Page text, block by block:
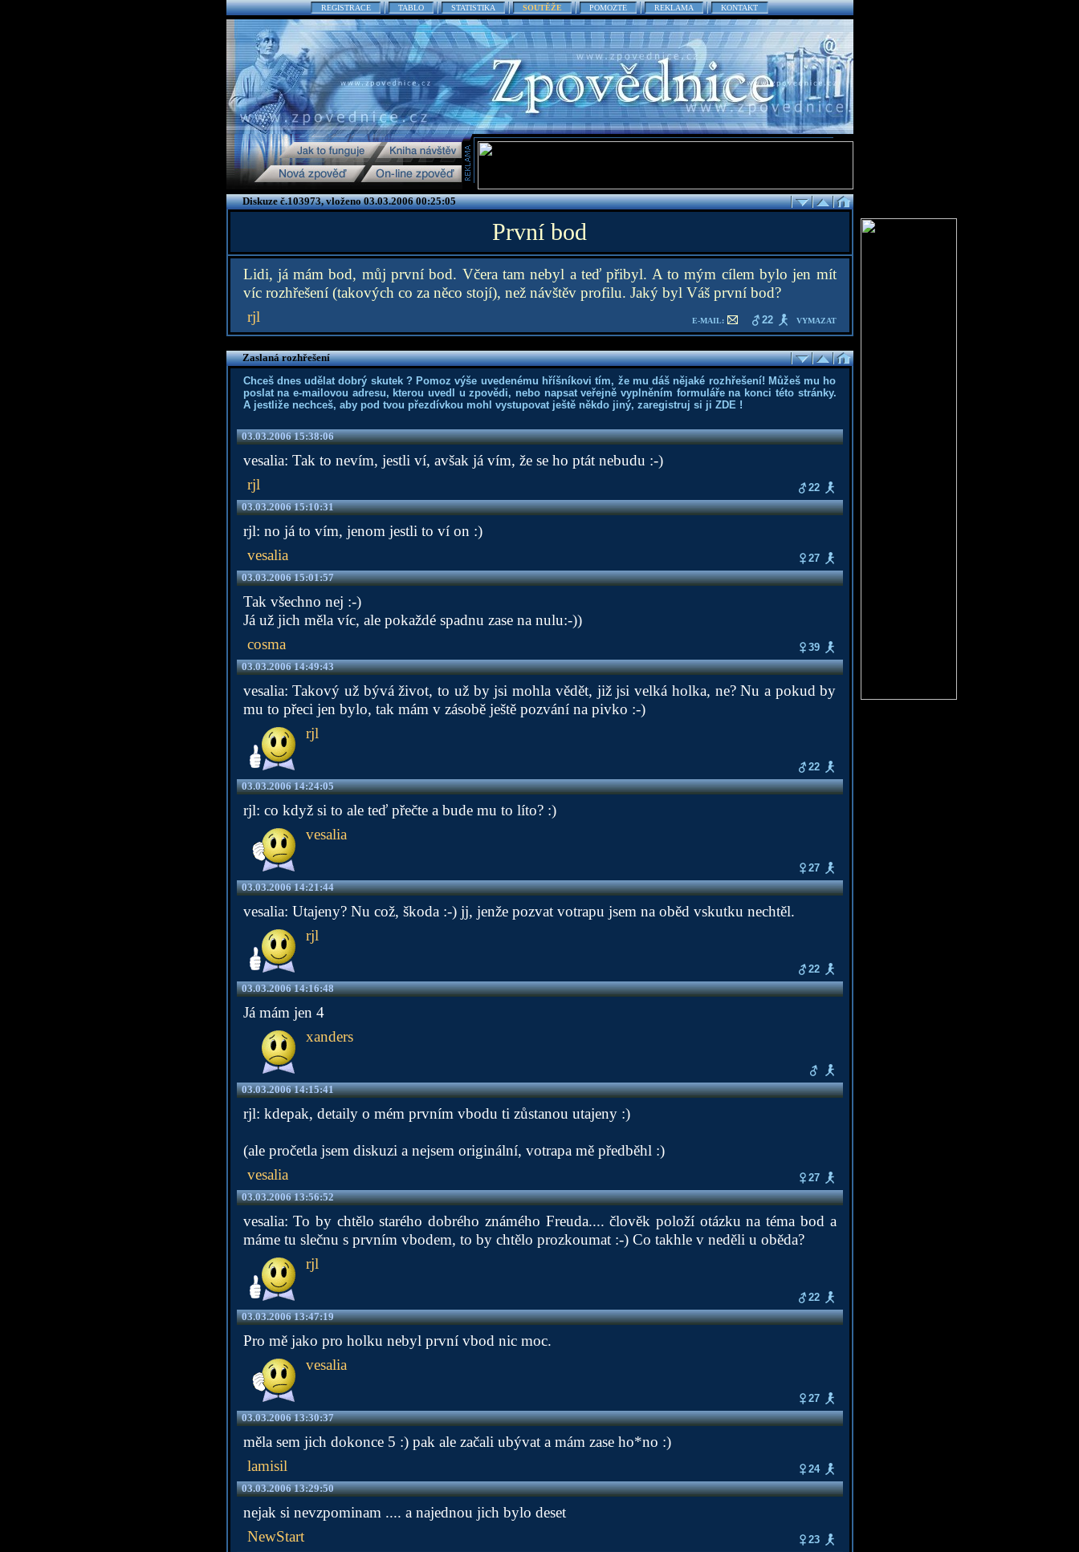
REGISTRACE TABLO STATISTIKA SOUTĚŽE POMOZTE REKLAMA KONTAKT
Diskuze č.103973, vloženo 03.03.2006 00:25:05
První bod
Lidi, já mám bod, můj první bod. Včera tam nebyl a teď přibyl. A to mým cílem bylo jen mít
víc rozhřešení (takových co za něco stojí), než návštěv profilu. Jaký byl Váš první bod?
rjl
E-MAIL: 22 VYMAZAT
Zaslaná rozhřešení
Chceš dnes udělat dobrý skutek ? Pomoz výše uvedenému hříšníkovi tím, že mu dáš nějaké rozhřešení! Můžeš mu ho
poslat na e-mailovou adresu, kterou uvedl u zpovědi, nebo napsat veřejně vyplněním formuláře na konci této stránky.
A jestliže nechceš, aby pod tvou přezdívkou mohl vystupovat ještě někdo jiný, zaregistruj si ji ZDE!
03.03.2006 15:38:06
vesalia: Tak to nevím, jestli ví, avšak já vím, že se ho ptát nebudu :-)
rjl
22
03.03.2006 15:10:31
rjl: no já to vím, jenom jestli to ví on :)
vesalia
27
03.03.2006 15:01:57
Tak všechno nej :-)
Já už jich měla víc, ale pokaždé spadnu zase na nulu:-))
cosma
39
03.03.2006 14:49:43
vesalia: Takový už bývá život, to už by jsi mohla vědět, již jsi velká holka, ne? Nu a pokud by
mu to přeci jen bylo, tak mám v zásobě ještě pozvání na pivko :-)
rjl
22
03.03.2006 14:24:05
rjl: co když si to ale teď přečte a bude mu to líto? :)
vesalia
27
03.03.2006 14:21:44
vesalia: Utajeny? Nu což, škoda :-) jj, jenže pozvat votrapu jsem na oběd vskutku nechtěl.
rjl
22
03.03.2006 14:16:48
Já mám jen 4
xanders
03.03.2006 14:15:41
rjl: kdepak, detaily o mém prvním vbodu ti zůstanou utajeny :)
(ale pročetla jsem diskuzi a nejsem originální, votrapa mě předběhl :)
vesalia
27
03.03.2006 13:56:52
vesalia: To by chtělo starého dobrého známého Freuda.... člověk položí otázku na téma bod a
máme tu slečnu s prvním vbodem, to by chtělo prozkoumat :-) Co takhle v neděli u oběda?
rjl
22
03.03.2006 13:47:19
Pro mě jako pro holku nebyl první vbod nic moc.
vesalia
27
03.03.2006 13:30:37
měla sem jich dokonce 5 :) pak ale začali ubývat a mám zase ho*no :)
lamisil
24
03.03.2006 13:29:50
nejak si nevzpominam .... a najednou jich bylo deset
NewStart
23